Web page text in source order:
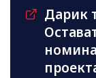
Дарик